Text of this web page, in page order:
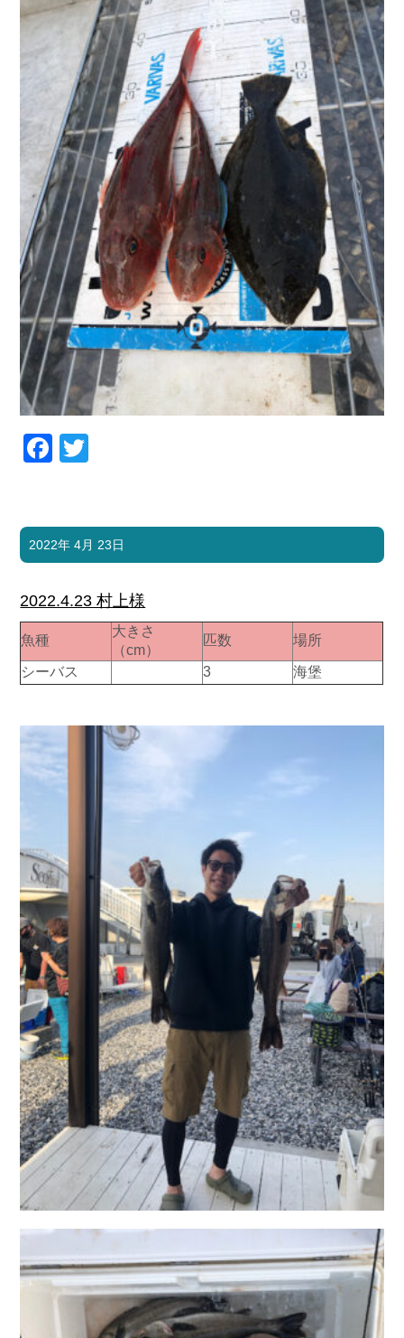
Facebook
2022年 4月 23日
2022.4.23 村上様
魚種
大きさ
（cm）
匹数 場所
シーバス 3 海堡